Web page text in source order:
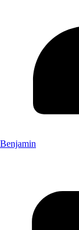
Benjamin